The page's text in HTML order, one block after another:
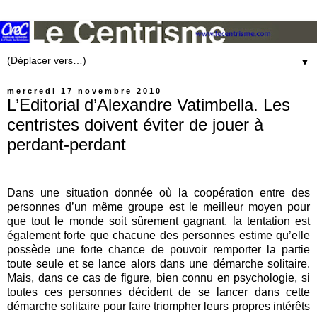
▼
mercredi 17 novembre 2010
L’Editorial d’Alexandre Vatimbella. Les
centristes doivent éviter de jouer à
perdant-perdant
Dans une situation donnée où la coopération entre des
personnes d’un même groupe est le meilleur moyen pour
que tout le monde soit sûrement gagnant, la tentation est
également forte que chacune des personnes estime qu’elle
possède une forte chance de pouvoir remporter la partie
toute seule et se lance alors dans une démarche solitaire.
Mais, dans ce cas de figure, bien connu en psychologie, si
toutes ces personnes décident de se lancer dans cette
démarche solitaire pour faire triompher leurs propres intérêts